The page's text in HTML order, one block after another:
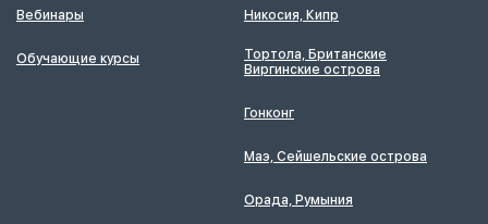
Вебинары
Обучающие курсы
Никосия, Кипр
Тортола, Британские
Виргинские острова
Гонконг
Маэ, Сейшельские острова
Орада, Румыния